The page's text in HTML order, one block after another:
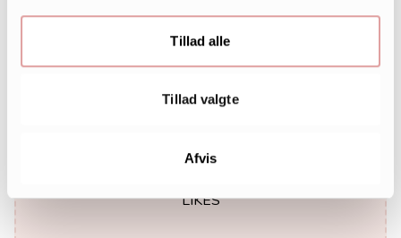
Tillad alle
Tillad valgte
Afvis
242.000
LIKES